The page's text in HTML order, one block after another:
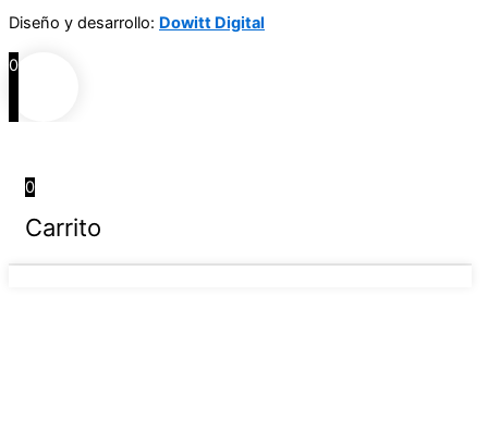
Diseño y desarrollo: Dowitt Digital
0
0
Carrito